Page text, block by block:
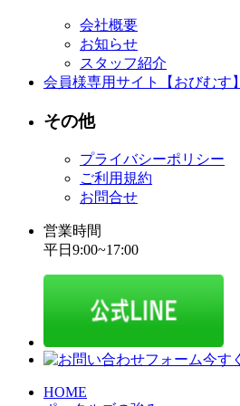
会社概要
お知らせ
スタッフ紹介
会員様専用サイト【おびむす】
その他
プライバシーポリシー
ご利用規約
お問合せ
営業時間
平日9:00~17:00
HOME